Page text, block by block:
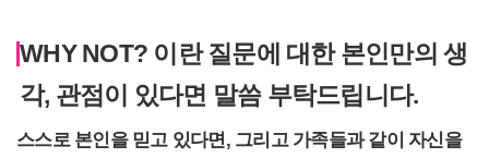
WHY NOT? 이란 질문에 대한 본인만의 생
각, 관점이 있다면 말씀 부탁드립니다.
스스로 본인을 믿고 있다면, 그리고 가족들과 같이 자신을